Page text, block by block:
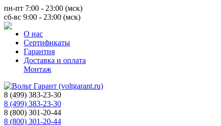
пн-пт 7:00 - 23:00 (мск)
сб-вс 9:00 - 23:00 (мск)
О нас
Сертификаты
Гарантия
Доставка и оплата
Монтаж
8 (499) 383-23-30
8 (499) 383-23-30
8 (800) 301-20-44
8 (800) 301-20-44